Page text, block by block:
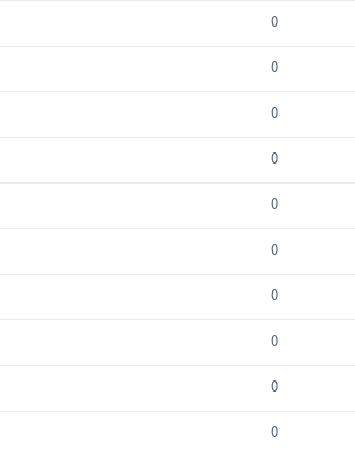
0
0
0
0
0
0
0
0
0
0